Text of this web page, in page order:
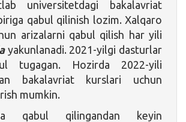
universitetdagi bakalavriat
qabul qilinish lozim. Xalqaro
arizalarni qabul qilish har yili
yakunlanadi. 2021-yilgi dasturlar
tugagan. Hozirda 2022-yili
bakalavriat kurslari uchun
mumkin.
qabul qilingandan keyin